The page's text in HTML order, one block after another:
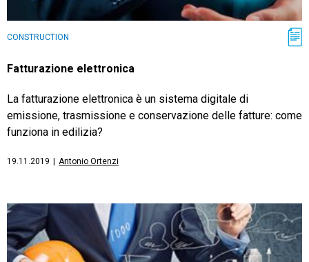
CONSTRUCTION
Fatturazione elettronica
La fatturazione elettronica è un sistema digitale di
emissione, trasmissione e conservazione delle fatture: come
funziona in edilizia?
19.11.2019 Antonio Ortenzi